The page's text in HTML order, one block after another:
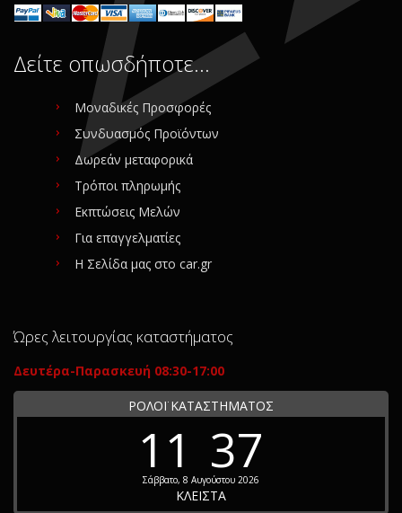
Δείτε οπωσδήποτε…
Μοναδικές Προσφορές
Συνδυασμός Προϊόντων
Δωρεάν μεταφορικά
Τρόποι πληρωμής
Εκπτώσεις Μελών
Για επαγγελματίες
Η Σελίδα μας στο car.gr
Ώρες λειτουργίας καταστήματος
Δευτέρα-Παρασκευή 08:30-17:00
ΡΟΛΟΪ ΚΑΤΑΣΤΗΜΑΤΟΣ
11 37
Σάββατο, 8 Αυγούστου 2026
ΚΛΕΙΣΤΑ